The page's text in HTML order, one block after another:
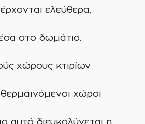
ελεύθερα,
στο δωμάτιο.
χώρους κτιρίων
χώροι